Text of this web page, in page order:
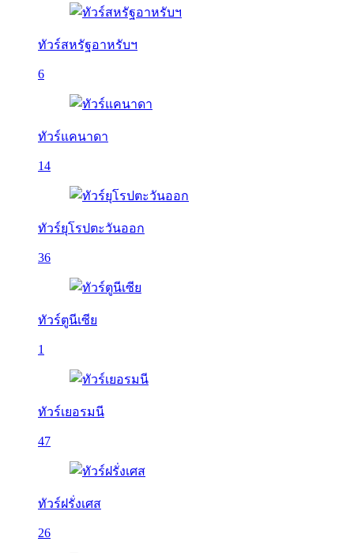
ทัวร์สหรัฐอาหรับฯ
6
ทัวร์แคนาดา
14
ทัวร์ยุโรปตะวันออก
36
ทัวร์ตูนีเซีย
1
ทัวร์เยอรมนี
47
ทัวร์ฝรั่งเศส
26